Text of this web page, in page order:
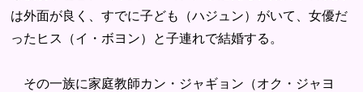
は外面が良く、すでに子ども（ハジュン）がいて、女優だ
ったヒス（イ・ボヨン）と子連れで結婚する。
その一族に家庭教師カン・ジャギョン（オク・ジャヨ